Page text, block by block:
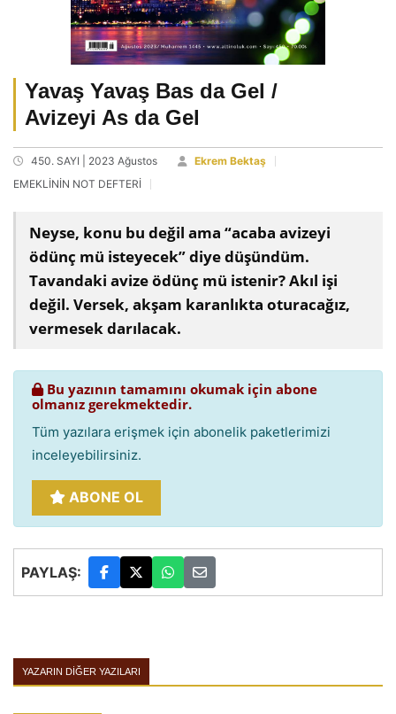
Yavaş Yavaş Bas da Gel /
Avizeyi As da Gel
450. SAYI | 2023 Ağustos
Ekrem Bektaş
EMEKLİNİN NOT DEFTERİ
Neyse, konu bu değil ama “acaba avizeyi
ödünç mü isteyecek” diye düşündüm.
Tavandaki avize ödünç mü istenir? Akıl işi
değil. Versek, akşam karanlıkta oturacağız,
vermesek darılacak.
Bu yazının tamamını okumak için abone
olmanız gerekmektedir.
Tüm yazılara erişmek için abonelik paketlerimizi
inceleyebilirsiniz.
ABONE OL
PAYLAŞ:
YAZARIN DIĞER YAZILARI